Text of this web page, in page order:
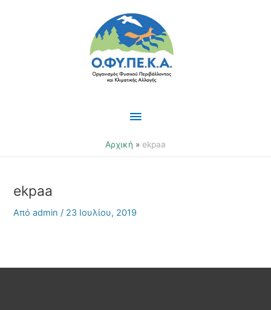
Κύριο
Μενού
Αρχική ekpaa
ekpaa
Απόadmin/ 23 Ιουλίου, 2019